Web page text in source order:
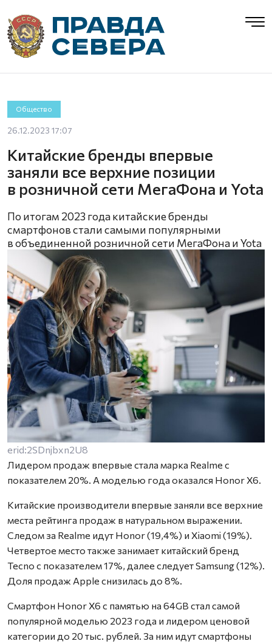
Общество
26.12.2023 17:07
Китайские бренды впервые
заняли все верхние позиции
в розничной сети МегаФона и Yota
По итогам 2023 года китайские бренды
смартфонов стали самыми популярными
в объединенной розничной сети МегаФона и Yota
erid:2SDnjbxn2U8
Лидером продаж впервые стала марка Realme с
показателем 20%. А моделью года оказался Honor X6.
Китайские производители впервые заняли все верхние
места рейтинга продаж в натуральном выражении.
Следом за Realme идут Honor (19,4%) и Xiaomi (19%).
Четвертое место также занимает китайский бренд
Tecno с показателем 17%, далее следует Samsung (12%).
Доля продаж Apple снизилась до 8%.
Смартфон Honor X6 с памятью на 64GB стал самой
популярной моделью 2023 года и лидером ценовой
категории до 20 тыс. рублей. За ним идут смартфоны